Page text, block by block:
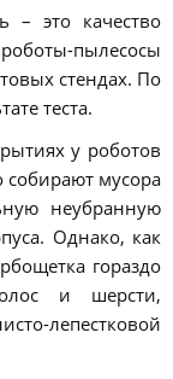
– это качество
пылесосы
стендах. По
теста.
у роботов
мусора
неубранную
Однако, как
гораздо
и шерсти,
лепестковой